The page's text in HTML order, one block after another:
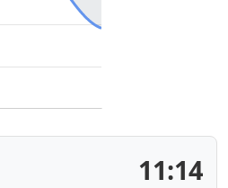
11:14